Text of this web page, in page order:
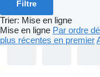
Filtre
Trier: Mise en ligne
Mise en ligne Par ordre
plus récentes en premier